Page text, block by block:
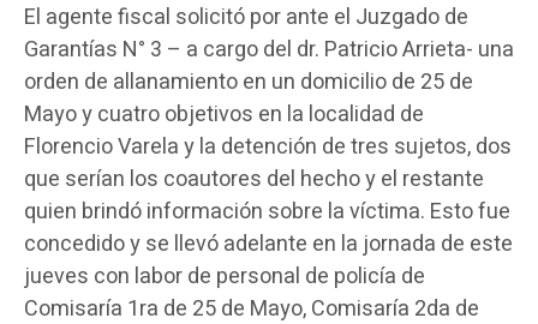
El agente fiscal solicitó por ante el Juzgado de
Garantías N° 3 – a cargo del dr. Patricio Arrieta- una
orden de allanamiento en un domicilio de 25 de
Mayo y cuatro objetivos en la localidad de
Florencio Varela y la detención de tres sujetos, dos
que serían los coautores del hecho y el restante
quien brindó información sobre la víctima. Esto fue
concedido y se llevó adelante en la jornada de este
jueves con labor de personal de policía de
Comisaría 1ra de 25 de Mayo, Comisaría 2da de